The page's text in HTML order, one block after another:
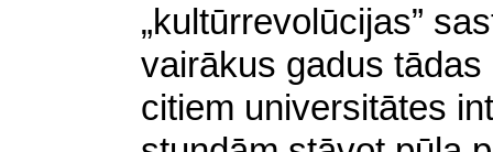
„kultūrrevolūcijas”
vairākus gadus
citiem universitātes